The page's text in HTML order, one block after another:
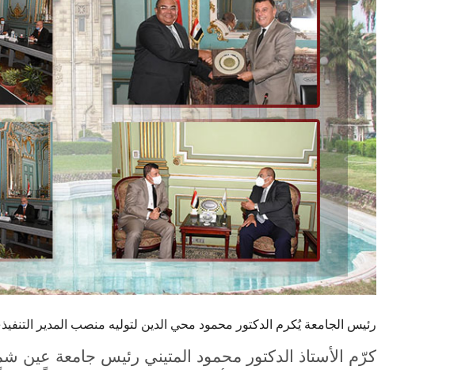
رئيس الجامعة يُكرم الدكتور محمود محي الدين لتوليه منصب المدير
كرّم الأستاذ الدكتور محمود المتيني رئيس جامعة